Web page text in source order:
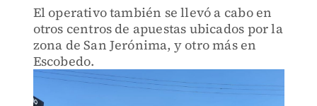
El operativo también se llevó a cabo en
otros centros de apuestas ubicados por la
zona de San Jerónima, y otro más en
Escobedo.